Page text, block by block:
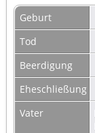
Geburt
Tod
Beerdigung
Eheschließung
Vater